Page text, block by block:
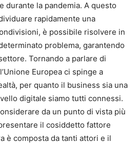
durante la pandemia. A questo
rapidamente una
è possibile risolvere in
problema, garantendo
Tornando a parlare di
Europea ci spinge a
per quanto il business sia una
digitale siamo tutti connessi.
da un punto di vista più
il cosiddetto fattore
è composta da tanti attori e il